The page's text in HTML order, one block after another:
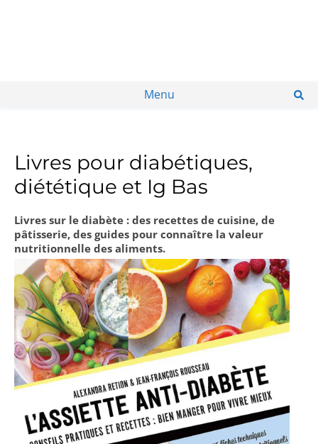
Menu
Livres pour diabétiques,
diététique et Ig Bas
Livres sur le diabète : des recettes de cuisine, de
pâtisserie, des guides pour connaître la valeur
nutritionnelle des aliments.